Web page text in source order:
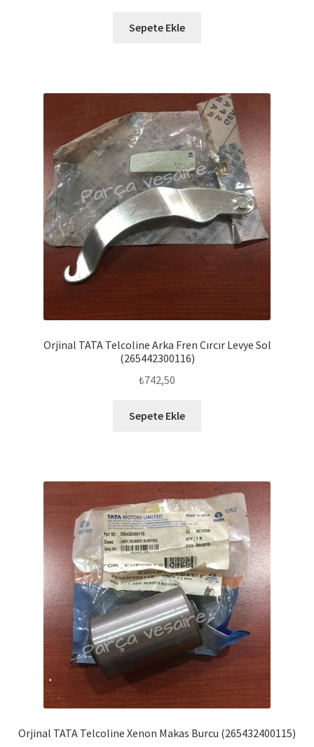
Sepete Ekle
Orjinal TATA Telcoline Arka Fren Cırcır Levye Sol
(265442300116)
₺742,50
Sepete Ekle
Orjinal TATA Telcoline Xenon Makas Burcu (265432400115)